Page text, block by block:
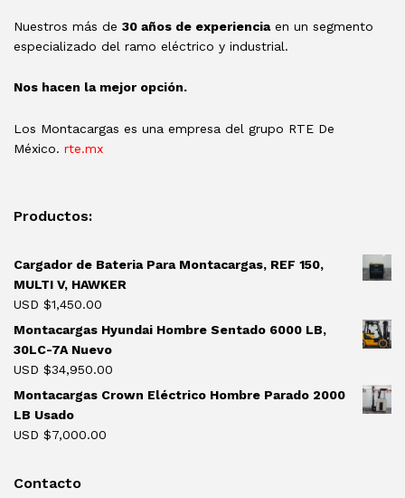
Nuestros más de 30 años de experienciaen un segmento
especializado del ramo eléctrico y industrial.
Nos hacen la mejor opción.
Los Montacargas es una empresa del grupo RTE De
México. rte.mx
Productos:
Cargador de Bateria Para Montacargas, REF 150,
MULTI V, HAWKER
USD $1,450.00
Montacargas Hyundai Hombre Sentado 6000 LB,
30LC-7A Nuevo
USD $34,950.00
Montacargas Crown Eléctrico Hombre Parado 2000
LB Usado
USD $7,000.00
Contacto